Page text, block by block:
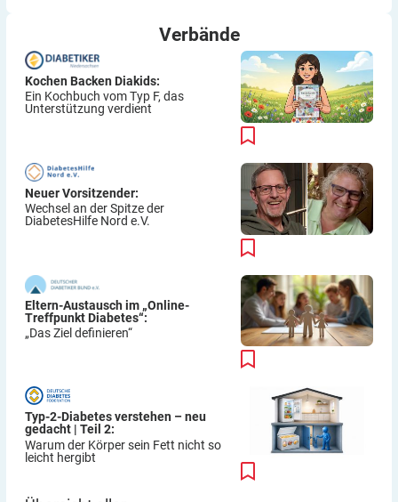
Verbände
Kochen Backen Diakids:
Ein Kochbuch vom Typ F, das
Unterstützung verdient
Neuer Vorsitzender:
Wechsel an der Spitze der
DiabetesHilfe Nord e.V.
Eltern-Austausch im „Online-
Treffpunkt Diabetes“:
„Das Ziel definieren“
Typ-2-Diabetes verstehen – neu
gedacht | Teil 2:
Warum der Körper sein Fett nicht so
leicht hergibt